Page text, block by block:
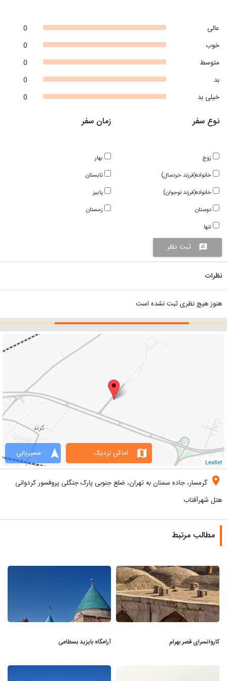
0
عالی
0
خوب
0
متوسط
0
بد
0
خیلی بد
زمان سفر
بهار
تابستان
پاییز
زمستان
نوع سفر
زوج
خانواده(فرزند خردسال)
خانواده(فرزند نوجوان)
دوستان
تنها
rate_review ثبت نظر
نظرات
هنوز هیچ نظری ثبت نشده است
Leaflet
navigation مسیریابی map اماکن نزدیک
location_on گرمسار، جاده سمنان به تهران، ضلع جنوبی پارک جنگلی پروفسور کردوانی
هتل شهرآفتاب
مطالب مرتبط
کاروانسرای قصر بهرام آرامگاه بایزید بسطامی